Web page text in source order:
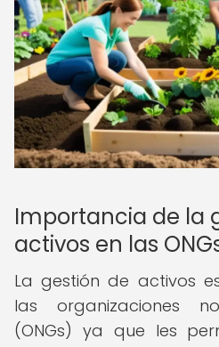
Importancia de la
activos en las
La gestión de activos
las organizaciones
(ONGs) ya que les